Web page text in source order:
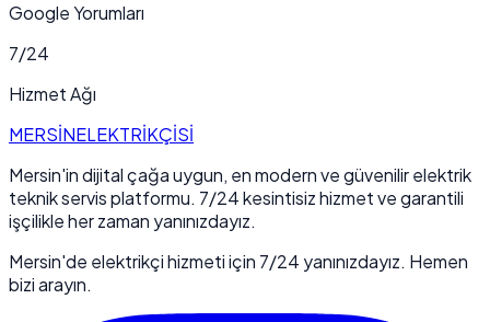
Google Yorumları
7/24
Hizmet Ağı
MERSİNELEKTRİKÇİSİ
Mersin'in dijital çağa uygun, en modern ve güvenilir elektrik
teknik servis platformu. 7/24 kesintisiz hizmet ve garantili
işçilikle her zaman yanınızdayız.
Mersin'de elektrikçi hizmeti için 7/24 yanınızdayız. Hemen
bizi arayın.